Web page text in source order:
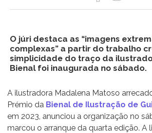
O júri destaca as “imagens
complexas” a partir do trabalho
simplicidade do traço da
Bienal foi inaugurada no sábado.
A ilustradora Madalena Matoso
Prémio da Bienal de Ilustração de
em 2023, anunciou a organização no
marcou o arranque da quarta edição. A